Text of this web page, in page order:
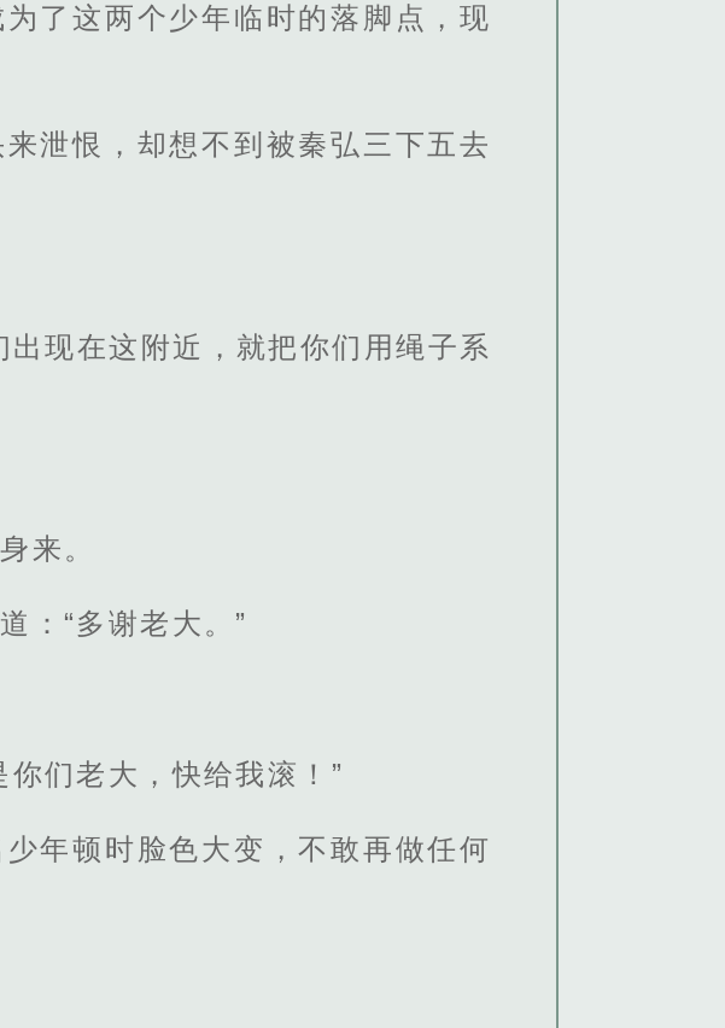
了这两个少年临时的落脚点，现
泄恨，却想不到被秦弘三下五去
现在这附近，就把你们用绳子系
来。
：“多谢老大。”
们老大，快给我滚！”
年顿时脸色大变，不敢再做任何